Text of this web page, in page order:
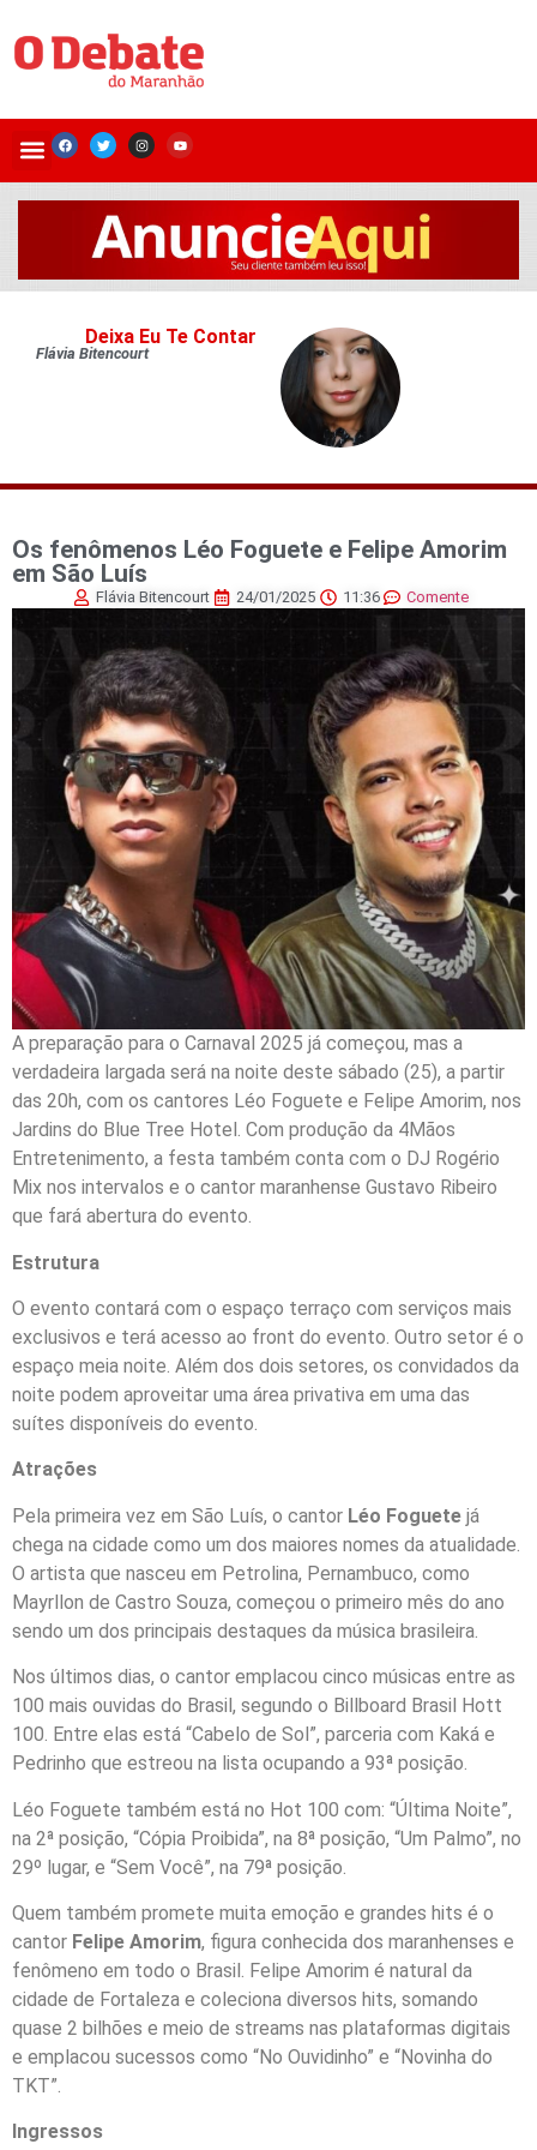
Deixa Eu Te Contar
Flávia Bitencourt
Os fenômenos Léo Foguete e Felipe Amorim
em São Luís
Flávia Bitencourt 24/01/2025 11:36 Comente
A preparação para o Carnaval 2025 já começou, mas a
verdadeira largada será na noite deste sábado (25), a partir
das 20h, com os cantores Léo Foguete e Felipe Amorim, nos
Jardins do Blue Tree Hotel. Com produção da 4Mãos
Entretenimento, a festa também conta com o DJ Rogério
Mix nos intervalos e o cantor maranhense Gustavo Ribeiro
que fará abertura do evento.
Estrutura
O evento contará com o espaço terraço com serviços mais
exclusivos e terá acesso ao front do evento. Outro setor é o
espaço meia noite. Além dos dois setores, os convidados da
noite podem aproveitar uma área privativa em uma das
suítes disponíveis do evento.
Atrações
Pela primeira vez em São Luís, o cantor Léo Foguete já
chega na cidade como um dos maiores nomes da atualidade.
O artista que nasceu em Petrolina, Pernambuco, como
Mayrllon de Castro Souza, começou o primeiro mês do ano
sendo um dos principais destaques da música brasileira.
Nos últimos dias, o cantor emplacou cinco músicas entre as
100 mais ouvidas do Brasil, segundo o Billboard Brasil Hott
100. Entre elas está “Cabelo de Sol”, parceria com Kaká e
Pedrinho que estreou na lista ocupando a 93ª posição.
Léo Foguete também está no Hot 100 com: “Última Noite”,
na 2ª posição, “Cópia Proibida”, na 8ª posição, “Um Palmo”, no
29º lugar, e “Sem Você”, na 79ª posição.
Quem também promete muita emoção e grandes hits é o
cantor Felipe Amorim, figura conhecida dos maranhenses e
fenômeno em todo o Brasil. Felipe Amorim é natural da
cidade de Fortaleza e coleciona diversos hits, somando
quase 2 bilhões e meio de streams nas plataformas digitais
e emplacou sucessos como “No Ouvidinho” e “Novinha do
TKT”.
Ingressos